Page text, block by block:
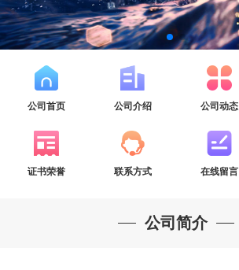
公司首页 公司介绍 公司动态
证书荣誉 联系方式 在线留言
公司简介